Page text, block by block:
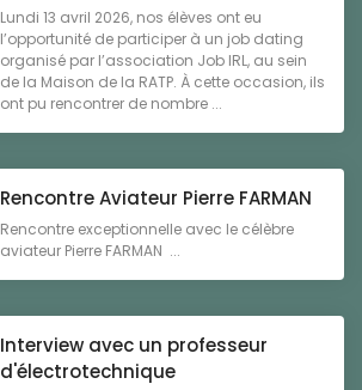
Lundi 13 avril 2026, nos élèves ont eu
l’opportunité de participer à un job dating
organisé par l’association Job IRL, au sein
de la Maison de la RATP. À cette occasion, ils
ont pu rencontrer de nombre ...
Rencontre Aviateur Pierre FARMAN
Rencontre exceptionnelle avec le célèbre
aviateur Pierre FARMAN ...
Interview avec un professeur
d'électrotechnique